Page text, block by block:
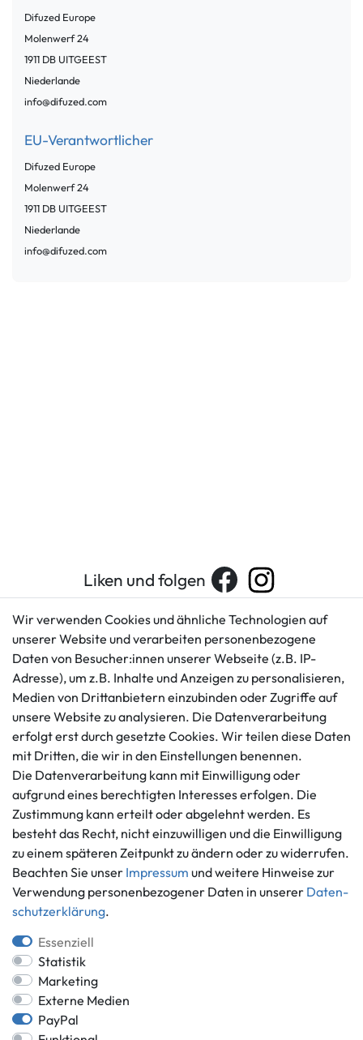
Difuzed Europe
Molenwerf24
1911 DB UITGEEST
Niederlande
info@difuzed.com
EU-Verantwortlicher
Difuzed Europe
Molenwerf24
1911 DB UITGEEST
Niederlande
info@difuzed.com
Liken und folgen
Kundenservice
+49 421 596586
Mo. - Fr. 9 - 16 Uhr
info@gameworld.de
Kontaktformular
Rechtliches
AGB
Impressum
Datenschutzerklärung
Barrierefreiheitserklärung
Widerrufs­recht
Vertrag widerrufen
Informationen
Ankauf
Über uns
Häufig gestellte Fragen
Zahlung und Versand
Batterieentsorgung
Zahlungsmöglichkeiten
*Alle Preise inkl. gesetzlicher MwSt.,
Wir verwenden Cookies und ähnliche Technologien auf
unserer Website und verarbeiten personenbezogene
Daten von Besucher:innen unserer Webseite (z.B. IP-
Adresse), um z.B. Inhalte und Anzeigen zu personalisieren,
Medien von Drittanbietern einzubinden oder Zugriffe auf
unsere Website zu analysieren. Die Datenverarbeitung
erfolgt erst durch gesetzte Cookies. Wir teilen diese Daten
mit Dritten, die wir in den Einstellungen benennen.
Die Datenverarbeitung kann mit Einwilligung oder
aufgrund eines berechtigten Interesses erfolgen. Die
Zustimmung kann erteilt oder abgelehnt werden. Es
besteht das Recht, nicht einzuwilligen und die Einwilligung
zu einem späteren Zeitpunkt zu ändern oder zu widerrufen.
Beachten Sie unser Impressum und weitere Hinweise zur
Verwendung personenbezogener Daten in unserer Daten­
schutz­erklärung.
Essenziell
Statistik
Marketing
Externe Medien
PayPal